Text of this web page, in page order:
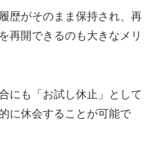
歴がそのまま保持され、再
再開できるのも大きなメリ
にも「お試し休止」として
に休会することが可能で